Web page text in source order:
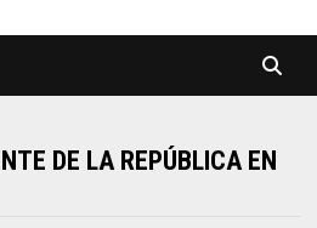
DE LA REPÚBLICA EN